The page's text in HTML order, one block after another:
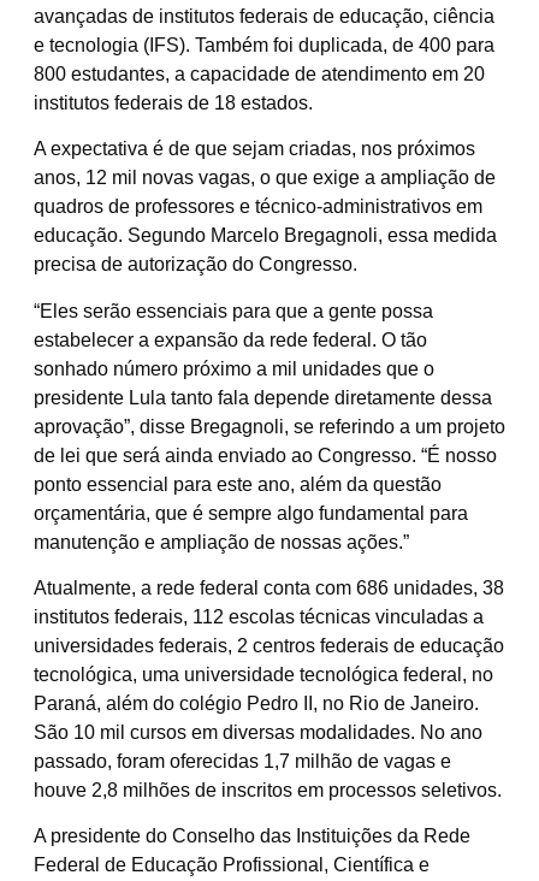
avançadas de institutos federais de educação, ciência
e tecnologia (IFS). Também foi duplicada, de 400 para
800 estudantes, a capacidade de atendimento em 20
institutos federais de 18 estados.
A expectativa é de que sejam criadas, nos próximos
anos, 12 mil novas vagas, o que exige a ampliação de
quadros de professores e técnico-administrativos em
educação. Segundo Marcelo Bregagnoli, essa medida
precisa de autorização do Congresso.
“Eles serão essenciais para que a gente possa
estabelecer a expansão da rede federal. O tão
sonhado número próximo a mil unidades que o
presidente Lula tanto fala depende diretamente dessa
aprovação”, disse Bregagnoli, se referindo a um projeto
de lei que será ainda enviado ao Congresso. “É nosso
ponto essencial para este ano, além da questão
orçamentária, que é sempre algo fundamental para
manutenção e ampliação de nossas ações.”
Atualmente, a rede federal conta com 686 unidades, 38
institutos federais, 112 escolas técnicas vinculadas a
universidades federais, 2 centros federais de educação
tecnológica, uma universidade tecnológica federal, no
Paraná, além do colégio Pedro II, no Rio de Janeiro.
São 10 mil cursos em diversas modalidades. No ano
passado, foram oferecidas 1,7 milhão de vagas e
houve 2,8 milhões de inscritos em processos seletivos.
A presidente do Conselho das Instituições da Rede
Federal de Educação Profissional, Científica e